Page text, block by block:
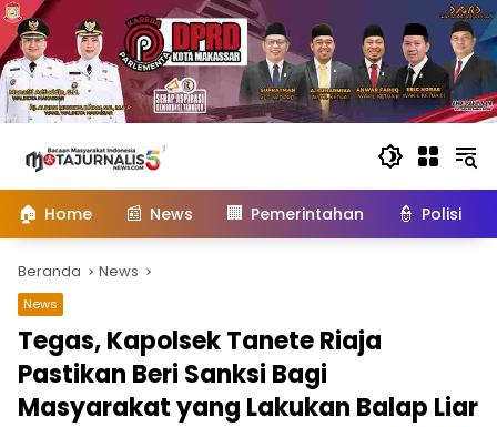
konten
🏠 Home 📰 News 🏢 Pemerintahan 👮 Polisi
Beranda News
News
Tegas, Kapolsek Tanete Riaja
Pastikan Beri Sanksi Bagi
Masyarakat yang Lakukan Balap Liar